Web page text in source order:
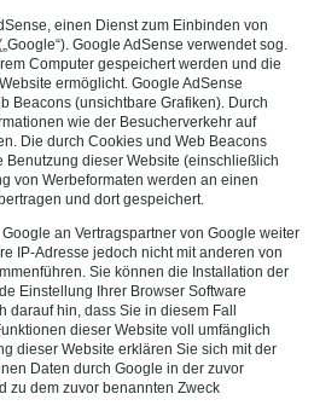
einen Dienst zum Einbinden von
Google AdSense verwendet sog.
Computer gespeichert werden und die
ermöglicht. Google AdSense
Beacons (unsichtbare Grafiken). Durch
wie der Besucherverkehr auf
Die durch Cookies und Web Beacons
dieser Website (einschließlich
von Werbeformaten werden an einen
und dort gespeichert.
an Vertragspartner von Google weiter
IP-Adresse jedoch nicht mit anderen von
Sie können die Installation der
Einstellung Ihrer Browser Software
darauf hin, dass Sie in diesem Fall
dieser Website voll umfänglich
dieser Website erklären Sie sich mit der
Daten durch Google in der zuvor
zu dem zuvor benannten Zweck